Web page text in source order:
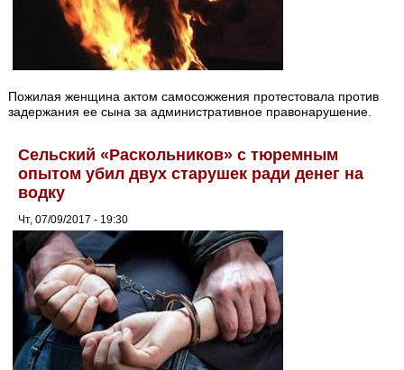
Пожилая женщина актом самосожжения протестовала против
задержания ее сына за административное правонарушение.
Сельский «Раскольников» с тюремным
опытом убил двух старушек ради денег на
водку
Чт, 07/09/2017 - 19:30